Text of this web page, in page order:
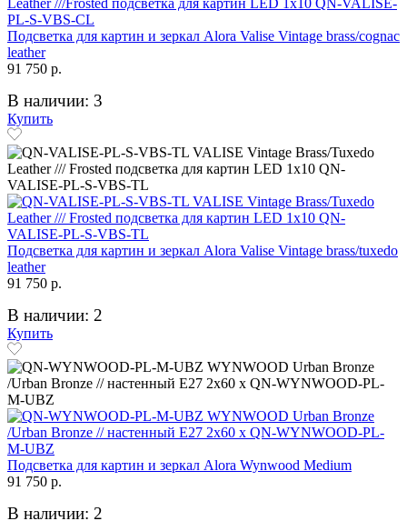
Подсветка для картин и зеркал Alora Valise Vintage brass/cognac
leather
91 750 р.
В наличии: 3
Купить
Подсветка для картин и зеркал Alora Valise Vintage brass/tuxedo
leather
91 750 р.
В наличии: 2
Купить
Подсветка для картин и зеркал Alora Wynwood Medium
91 750 р.
В наличии: 2